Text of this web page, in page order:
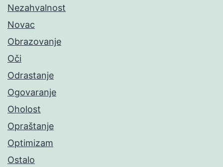
Nezahvalnost
Novac
Obrazovanje
Oči
Odrastanje
Ogovaranje
Oholost
Opraštanje
Optimizam
Ostalo